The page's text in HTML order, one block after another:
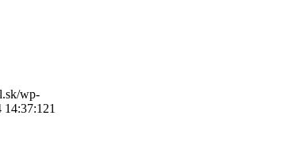
wp-
14:37:121